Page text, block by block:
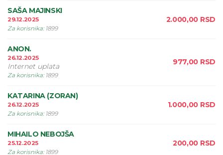
SAŠA MAJINSKI
29.12.2025
Za korisnika: 1899
2.000,00 RSD
ANON.
26.12.2025
Internet uplata
Za korisnika: 1899
977,00 RSD
KATARINA (ZORAN)
26.12.2025
Za korisnika: 1899
1.000,00 RSD
MIHAILO NEBOJŠA
25.12.2025
Za korisnika: 1899
200,00 RSD